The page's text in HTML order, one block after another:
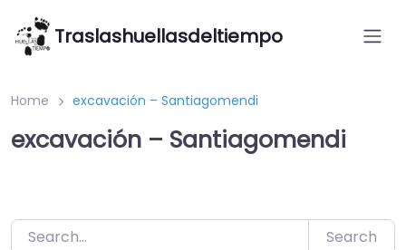
Saltar
contenido
Traslashuellasdeltiempo
Home excavación – Santiagomendi
excavación – Santiagomendi
Search